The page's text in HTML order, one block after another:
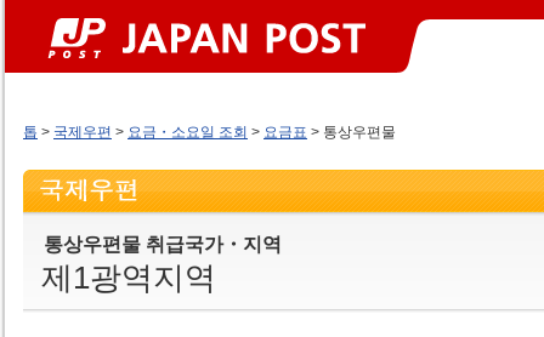
톱 > 국제우편 > 요금・소요일 조회 > 요금표 > 통상우편물
통상우편물 취급국가・지역
제1광역지역